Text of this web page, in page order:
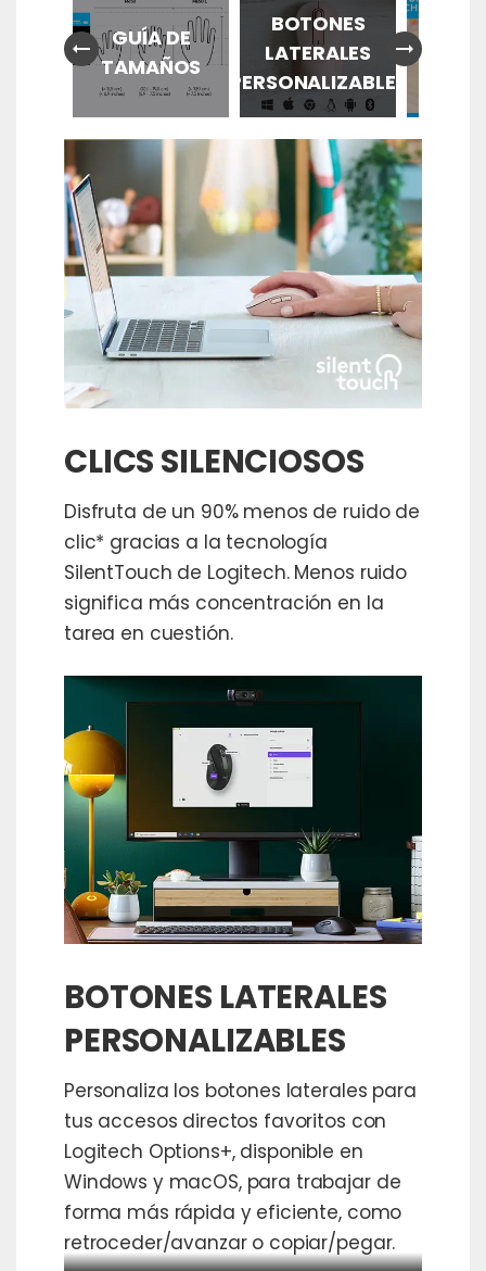
GUÍA DE
TAMAÑOS
BOTONES
LATERALES
PERSONALIZABLES
arrow_right_alt arrow_right_alt
CLICS SILENCIOSOS
Disfruta de un 90% menos de ruido de
clic* gracias a la tecnología
SilentTouch de Logitech. Menos ruido
significa más concentración en la
tarea en cuestión.
BOTONES LATERALES
PERSONALIZABLES
Personaliza los botones laterales para
tus accesos directos favoritos con
Logitech Options+, disponible en
Windows y macOS, para trabajar de
forma más rápida y eficiente, como
retroceder/avanzar o copiar/pegar.